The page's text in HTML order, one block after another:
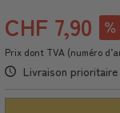
CHF 7,90
Prix dont TVA (numéro
Livraison prioritaire